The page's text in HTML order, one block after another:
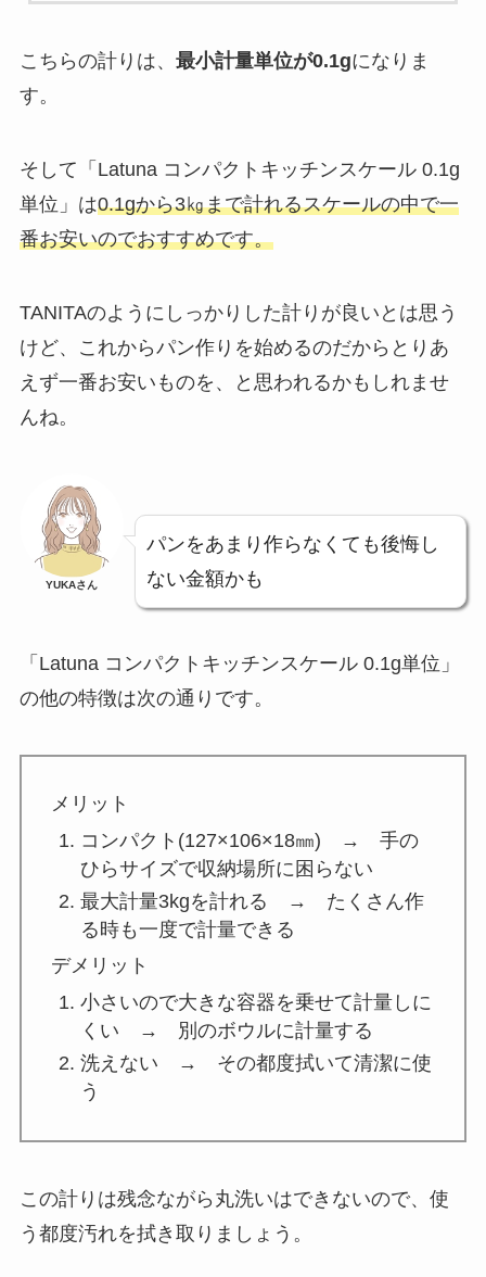
こちらの計りは、 最小計量単位が0.1gになりま
す。
そして「Latuna コンパクトキッチンスケール 0.1g
単位」は0.1gから3㎏まで計れるスケールの中で一
番お安いのでおすすめです。
TANITAのようにしっかりした計りが良いとは思う
けど、これからパン作りを始めるのだからとりあ
えず一番お安いものを、と思われるかもしれませ
んね。
YUKAさん
パンをあまり作らなくても後悔し
ない金額かも
「Latuna コンパクトキッチンスケール 0.1g単位」
の他の特徴は次の通りです。
メリット
コンパクト(127×106×18㎜) → 手の
ひらサイズで収納場所に困らない
最大計量3kgを計れる → たくさん作
る時も一度で計量できる
デメリット
小さいので大きな容器を乗せて計量しに
くい → 別のボウルに計量する
洗えない → その都度拭いて清潔に使
う
この計りは残念ながら丸洗いはできないので、使
う都度汚れを拭き取りましょう。